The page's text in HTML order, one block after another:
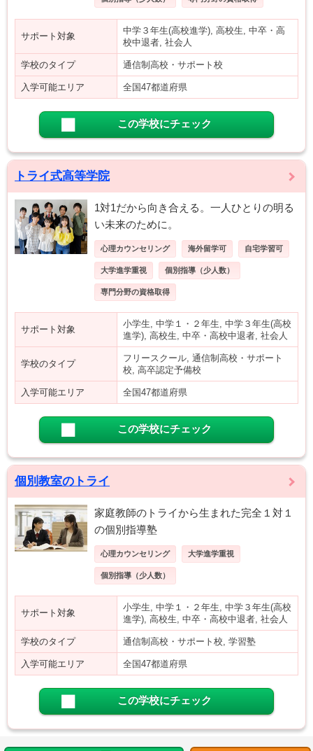
サポート対象
中学３年生(高校進学), 高校生, 中卒・高
校中退者, 社会人
学校のタイプ 通信制高校・サポート校
入学可能エリア 全国47都道府県
この学校にチェック
トライ式高等学院
1対1だから向き合える。一人ひとりの明る
い未来のために。
心理カウンセリング 海外留学可 自宅学習可
大学進学重視 個別指導（少人数）
専門分野の資格取得
サポート対象
小学生, 中学１・２年生, 中学３年生(高校
進学), 高校生, 中卒・高校中退者, 社会人
学校のタイプ
フリースクール, 通信制高校・サポート
校, 高卒認定予備校
入学可能エリア 全国47都道府県
この学校にチェック
個別教室のトライ
家庭教師のトライから生まれた完全１対１
の個別指導塾
心理カウンセリング 大学進学重視
個別指導（少人数）
サポート対象
小学生, 中学１・２年生, 中学３年生(高校
進学), 高校生, 中卒・高校中退者, 社会人
学校のタイプ 通信制高校・サポート校, 学習塾
入学可能エリア 全国47都道府県
この学校にチェック